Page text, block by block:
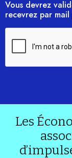
Vous devrez
recevrez par
Les